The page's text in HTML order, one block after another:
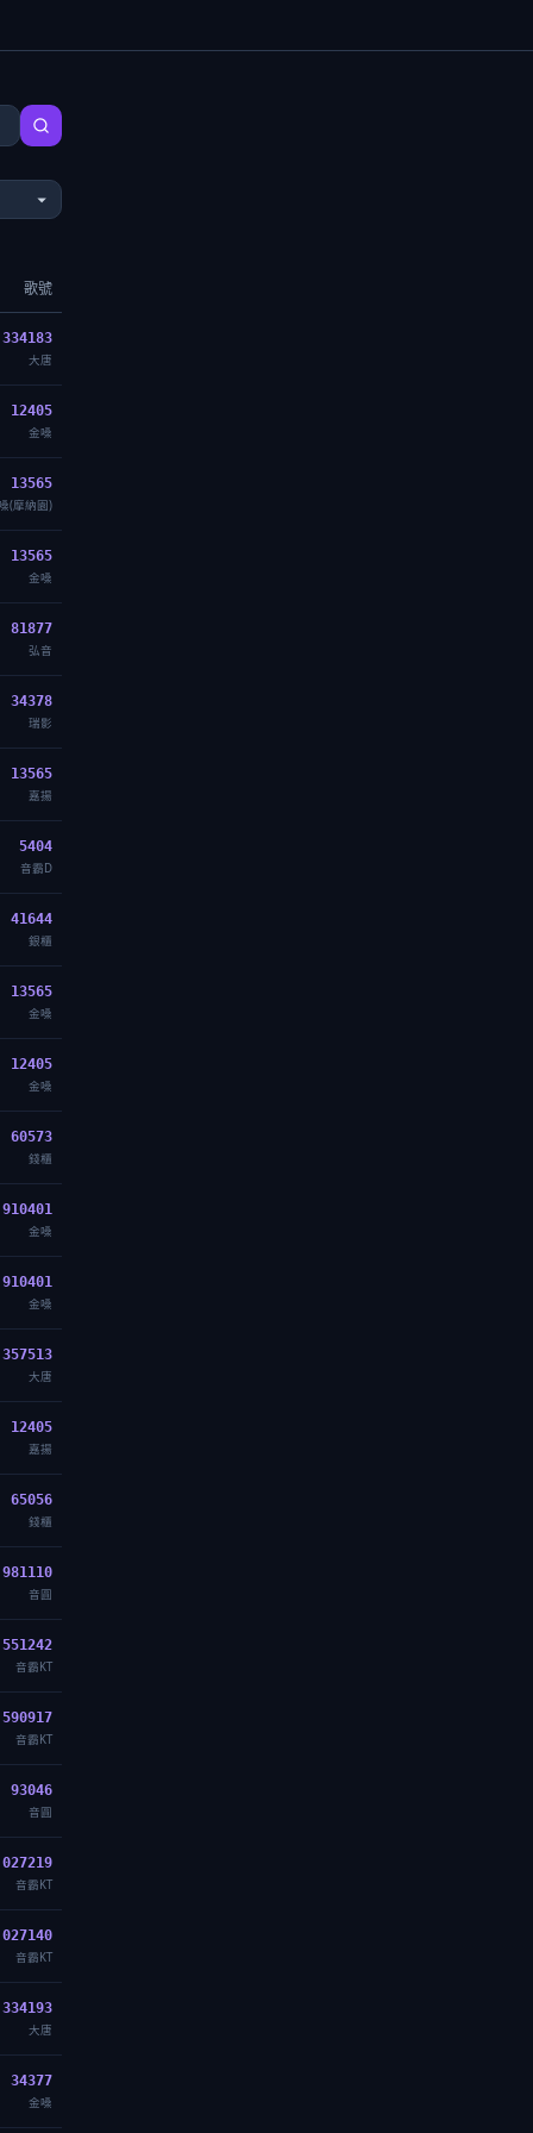
歌號
334183
大唐
12405
金嗓
13565
(摩納園)
13565
金嗓
81877
弘音
34378
瑞影
13565
嘉揚
5404
音霸D
41644
銀櫃
13565
金嗓
12405
金嗓
60573
錢櫃
910401
金嗓
910401
金嗓
357513
大唐
12405
嘉揚
65056
錢櫃
981110
音圓
551242
音霸KT
590917
音霸KT
93046
音圓
027219
音霸KT
027140
音霸KT
334193
大唐
34377
金嗓